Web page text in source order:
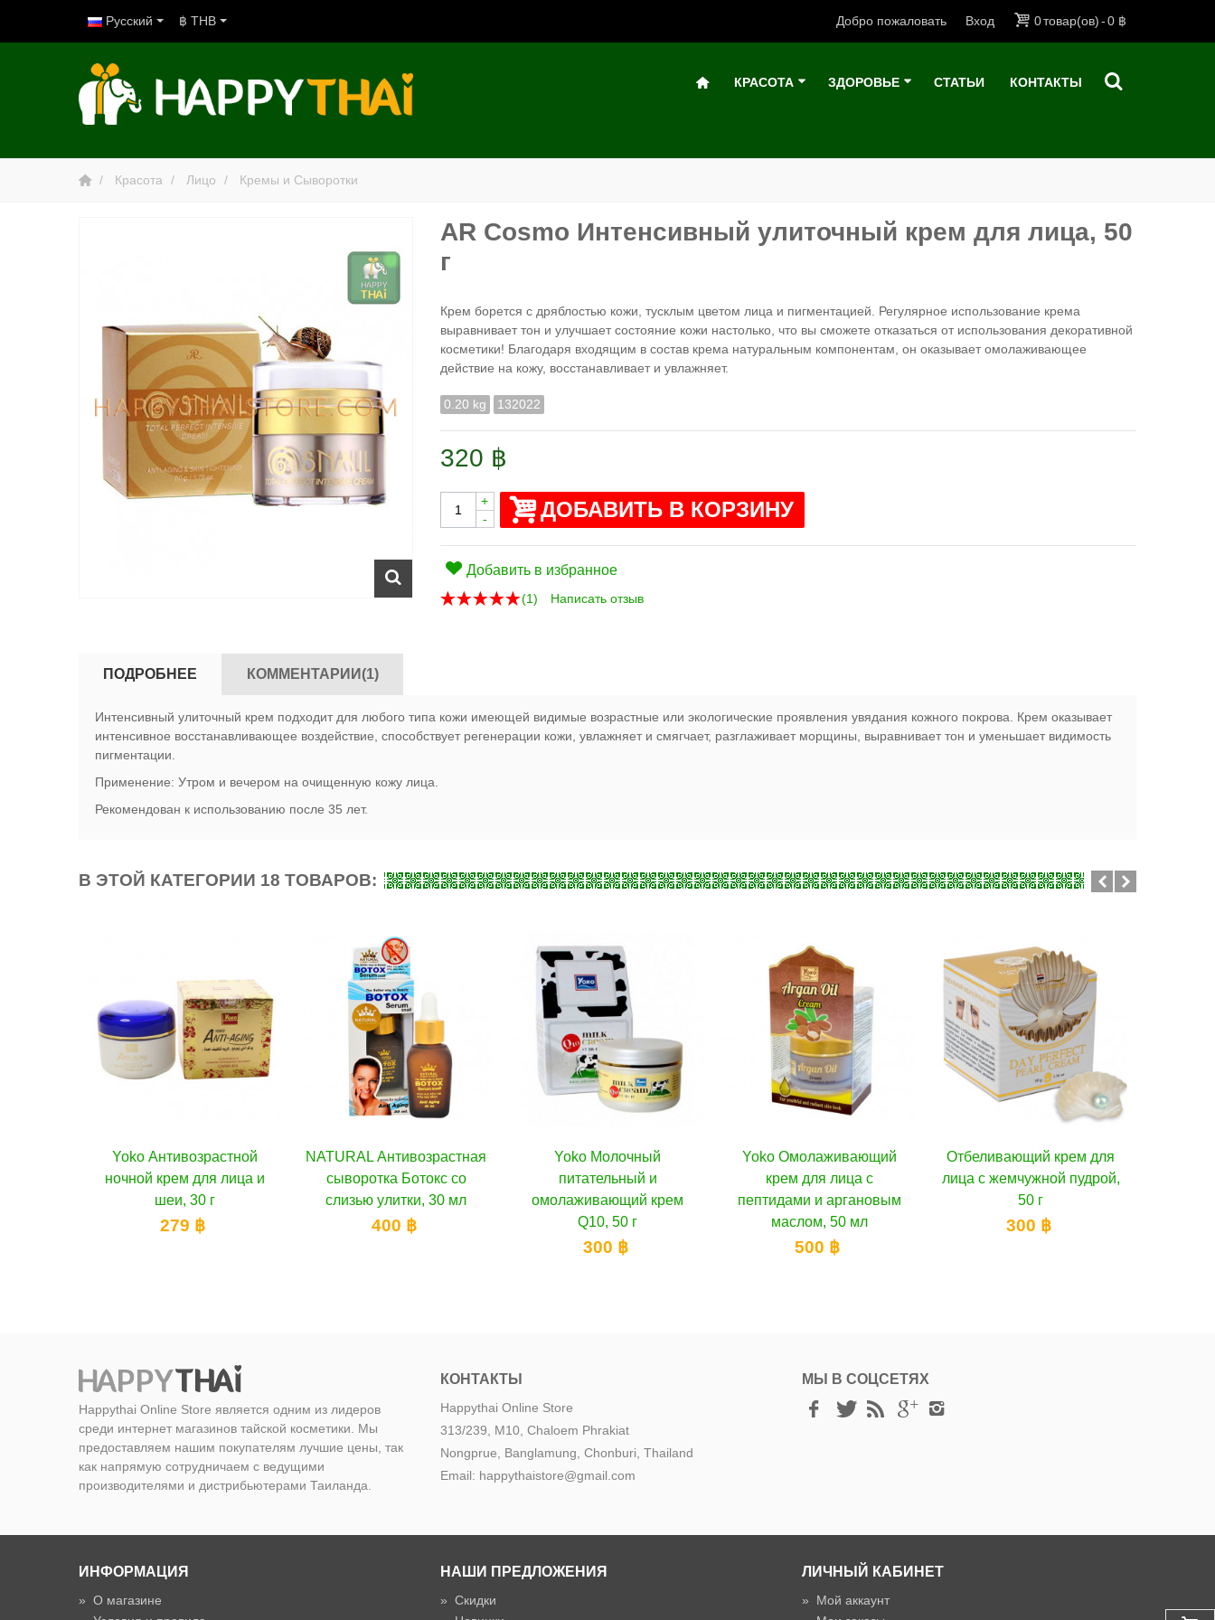
Русский 0товар(ов)-0 ฿
Добро пожаловать Вход
฿ THB
КРАСОТА ЗДОРОВЬЕ СТАТЬИ КОНТАКТЫ
Красота Лицо Кремы и Сыворотки
AR Cosmo Интенсивный улиточный крем для лица, 50
г
Крем борется с дряблостью кожи, тусклым цветом лица и пигментацией. Регулярное использование крема
выравнивает тон и улучшает состояние кожи настолько, что вы сможете отказаться от использования декоративной
косметики! Благодаря входящим в состав крема натуральным компонентам, он оказывает омолаживающее
действие на кожу, восстанавливает и увлажняет.
0.20 kg 132022
320 ฿
-
+ ДОБАВИТЬ В КОРЗИНУ
Добавить в избранное
(1) Написать отзыв
ПОДРОБНЕЕ КОММЕНТАРИИ(1)
Интенсивный улиточный крем подходит для любого типа кожи имеющей видимые возрастные или экологические проявления увядания кожного покрова. Крем оказывает
интенсивное восстанавливающее воздействие, способствует регенерации кожи, увлажняет и смягчает, разглаживает морщины, выравнивает тон и уменьшает видимость
пигментации.
Применение: Утром и вечером на очищенную кожу лица.
Рекомендован к использованию после 35 лет.
В ЭТОЙ КАТЕГОРИИ 18 ТОВАРОВ:
В корзину
NATURAL Антивозрастная
сыворотка Ботокс со
слизью улитки, 30 мл
В корзину
Yoko Молочный
питательный и
омолаживающий крем
Q10, 50 г
В корзину
Yoko Омолаживающий
крем для лица с
пептидами и аргановым
маслом, 50 мл
В корзину
Отбеливающий крем для
лица с жемчужной пудрой,
50 г
300 ฿
В корзину
Mistine Уличный крем для
лица против старения, 40 г
Happythai Online Store является одним из лидеров
среди интернет магазинов тайской косметики. Мы
предоставляем нашим покупателям лучшие цены, так
как напрямую сотрудничаем с ведущими
производителями и дистрибьютерами Таиланда.
КОНТАКТЫ
Happythai Online Store
313/239, M10, Chaloem Phrakiat
Nongprue, Banglamung, Chonburi, Thailand
Email: happythaistore@gmail.com
МЫ В СОЦСЕТЯХ
ИНФОРМАЦИЯ
» О магазине
НАШИ ПРЕДЛОЖЕНИЯ
» Скидки
ЛИЧНЫЙ КАБИНЕТ
» Мой аккаунт